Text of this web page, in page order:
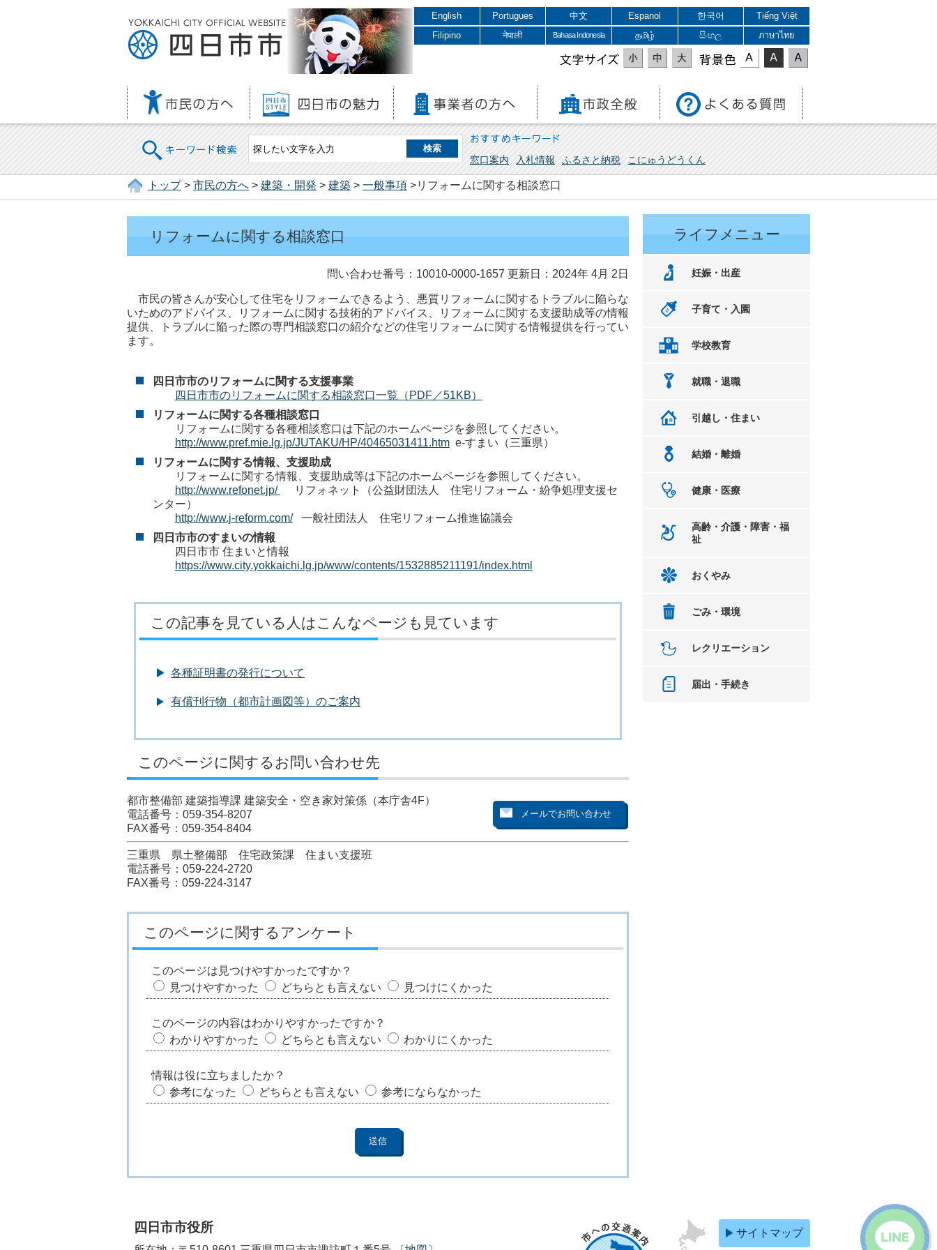
English Portugues 中文 Espanol 한국어
Tiếng Việt
Filipino
नेपाली Bahasa Indonesia தமிழ் සිංහල ภาษาไทย
文字サイズ 表示色
キーワード検索 おすすめキーワード
窓口案内 入札情報 ふるさと納税 こにゅうどうくん
トップ> 市民の方へ > 建築・開発 > 建築 > 一般事項 >リフォームに関する相談窓口
リフォームに関する相談窓口
問い合わせ番号：10010-0000-1657 更新日：2024年 4月 2日
市民の皆さんが安心して住宅をリフォームできるよう、悪質リフォームに関するトラブルに陥らな
いためのアドバイス、リフォームに関する技術的アドバイス、リフォームに関する支援助成等の情報
提供、トラブルに陥った際の専門相談窓口の紹介などの住宅リフォームに関する情報提供を行ってい
ます。
四日市市のリフォームに関する支援事業
四日市市のリフォームに関する相談窓口一覧（PDF／51KB）
リフォームに関する各種相談窓口
リフォームに関する各種相談窓口は下記のホームページを参照してください。
http://www.pref.mie.lg.jp/JUTAKU/HP/40465031411.htme-すまい（三重県）
リフォームに関する情報、支援助成
リフォームに関する情報、支援助成等は下記のホームページを参照してください。
http://www.refonet.jp/
リフォネット（公益財団法人 住宅リフォーム・紛争処理支援セ
ンター）
http://www.j-reform.com/一般社団法人 住宅リフォーム推進協議会
四日市市のすまいの情報
四日市市 住まいと情報
https://www.city.yokkaichi.lg.jp/www/contents/1532885211191/index.html
この記事を見ている人はこんなページも見ています
各種証明書の発行について
有償刊行物（都市計画図等）のご案内
このページに関するお問い合わせ先
都市整備部 建築指導課 建築安全・空き家対策係（本庁舎4F）
電話番号：059-354-8207
FAX番号：059-354-8404
三重県 県土整備部 住宅政策課 住まい支援班
電話番号：059-224-2720
FAX番号：059-224-3147
このページに関するアンケート
このページは見つけやすかったですか？
見つけやすかった
どちらとも言えない 見つけにくかった
このページの内容はわかりやすかったですか？
わかりやすかった
どちらとも言えない わかりにくかった
情報は役に立ちましたか？
参考になった
どちらとも言えない 参考にならなかった
ライフメニュー
妊娠・出産
子育て・入園
学校教育
就職・退職
引越し・住まい
結婚・離婚
健康・医療
高齢・介護・障害・福
祉
おくやみ
ごみ・環境
レクリエーション
届出・手続き
四日市市役所 サイトマップ